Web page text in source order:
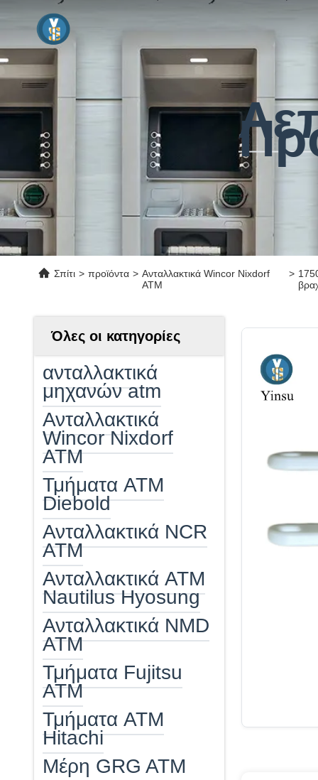
Σπίτι > προϊόντα > Ανταλλακτικά Wincor Nixdorf
ATM
>
Όλες οι κατηγορίες
ανταλλακτικά
μηχανών atm
Ανταλλακτικά
Wincor Nixdorf
ATM
Τμήματα ATM
Diebold
Ανταλλακτικά NCR
ATM
Ανταλλακτικά ATM
Nautilus Hyosung
Ανταλλακτικά NMD
ATM
Τμήματα Fujitsu
ATM
Τμήματα ATM
Hitachi
Μέρη GRG ATM